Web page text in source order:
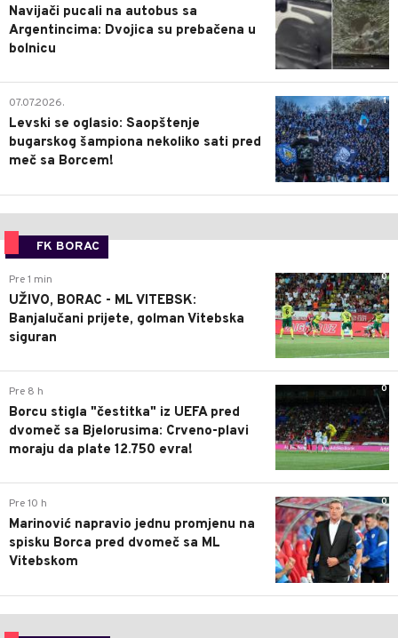
Navijači pucali na autobus sa
Argentincima: Dvojica su prebačena u
bolnicu
1
07.07.2026.
Levski se oglasio: Saopštenje
bugarskog šampiona nekoliko sati pred
meč sa Borcem!
FK BORAC
0
Pre 1 min
UŽIVO, BORAC - ML VITEBSK:
Banjalučani prijete, golman Vitebska
siguran
0
Pre 8 h
Borcu stigla "čestitka" iz UEFA pred
dvomeč sa Bjelorusima: Crveno-plavi
moraju da plate 12.750 evra!
0
Pre 10 h
Marinović napravio jednu promjenu na
spisku Borca pred dvomeč sa ML
Vitebskom